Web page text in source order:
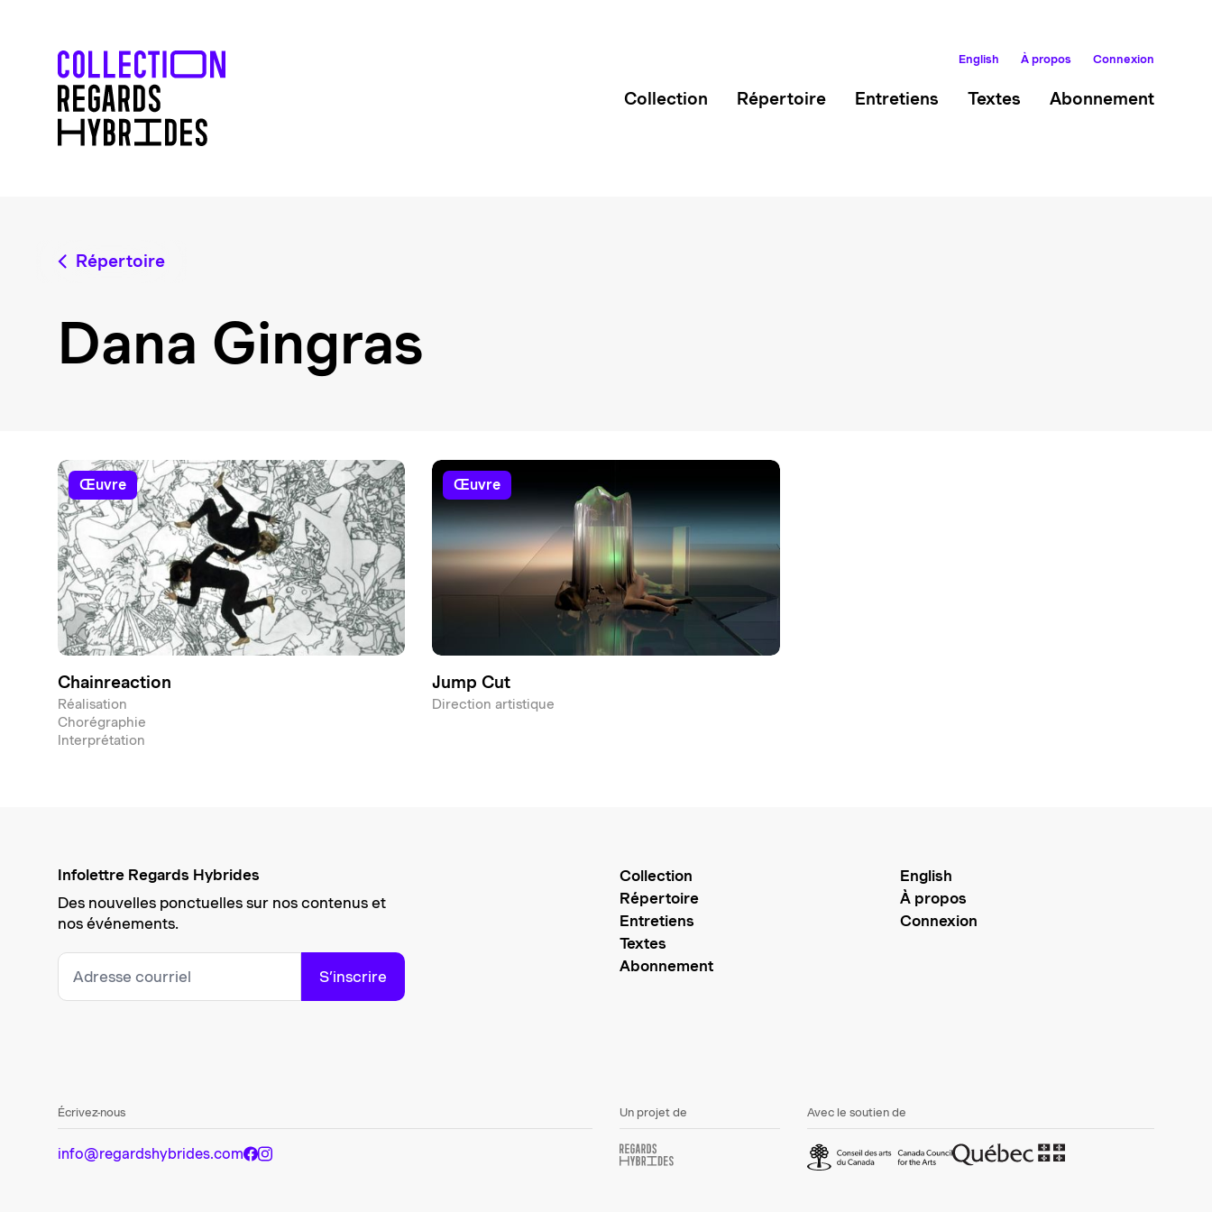
English À propos Connexion
Collection Répertoire Entretiens Textes Abonnement
Répertoire
Dana Gingras
œuvre
Chainreaction
Réalisation
Chorégraphie
Interprétation
œuvre
Jump Cut
Direction artistique
Infolettre Regards Hybrides
Des nouvelles ponctuelles sur nos contenus et
nos événements.
S’inscrire
Collection
Répertoire
Entretiens
Textes
Abonnement
English
À propos
Connexion
Écrivez-nous
info@regardshybrides.com
Un projet de Avec le soutien de